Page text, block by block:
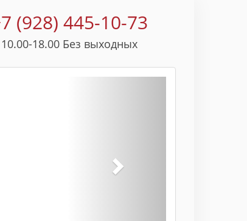
(928) 445-10-73
10.00-18.00 Без выходных